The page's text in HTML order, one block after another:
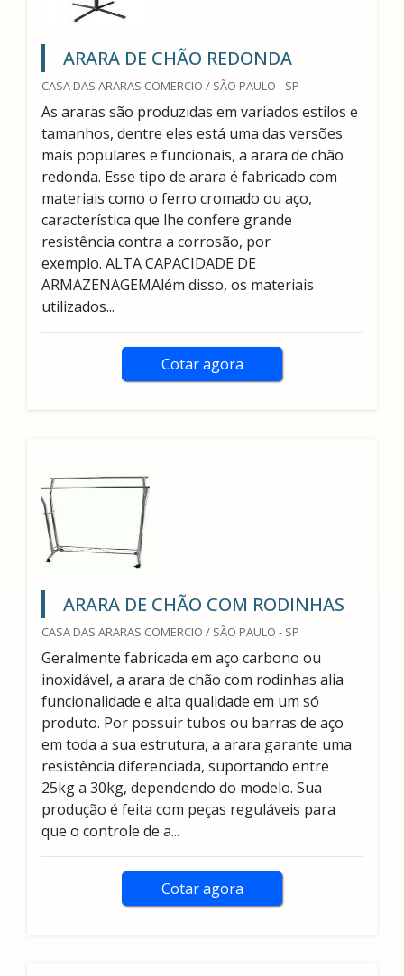
ARARA DE CHÃO REDONDA
CASA DAS ARARAS COMERCIO / SÃO PAULO - SP
As araras são produzidas em variados estilos e
tamanhos, dentre eles está uma das versões
mais populares e funcionais, a arara de chão
redonda. Esse tipo de arara é fabricado com
materiais como o ferro cromado ou aço,
característica que lhe confere grande
resistência contra a corrosão, por
exemplo. ALTA CAPACIDADE DE
ARMAZENAGEMAlém disso, os materiais
utilizados...
Cotar agora
ARARA DE CHÃO COM RODINHAS
CASA DAS ARARAS COMERCIO / SÃO PAULO - SP
Geralmente fabricada em aço carbono ou
inoxidável, a arara de chão com rodinhas alia
funcionalidade e alta qualidade em um só
produto. Por possuir tubos ou barras de aço
em toda a sua estrutura, a arara garante uma
resistência diferenciada, suportando entre
25kg a 30kg, dependendo do modelo. Sua
produção é feita com peças reguláveis para
que o controle de a...
Cotar agora